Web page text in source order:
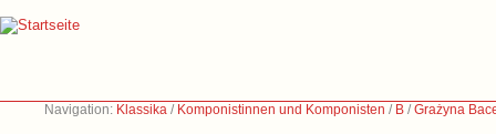
Navigation: Klassika / Komponistinnen und Komponisten / B /Grażyna